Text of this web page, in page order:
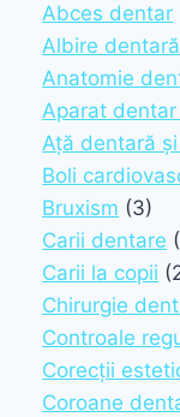
Abces dentar
Albire dentară
Anatomie
Aparat dentar
Ață dentară
Boli
Bruxism (3)
Carii dentare
Carii la copii
Chirurgie
Controale
Corecții
Coroane